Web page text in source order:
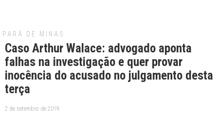
PARÁ DE MINAS
Caso Arthur Walace: advogado aponta
falhas na investigação e quer provar
inocência do acusado no julgamento desta
terça
2 de setembro de 2019